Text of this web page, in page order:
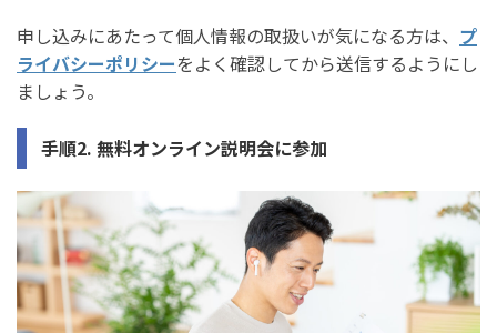
申し込みにあたって個人情報の取扱いが気になる方は、 プ
ライバシーポリシーをよく確認してから送信するようにし
ましょう。
手順2. 無料オンライン説明会に参加